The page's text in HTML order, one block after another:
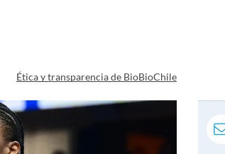
Ética y transparencia de BioBioChile